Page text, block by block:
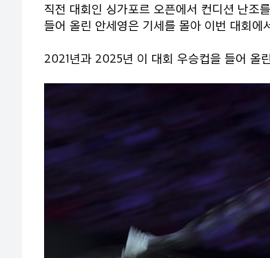
직전 대회인 싱가포르 오픈에서 컨디션 난조
들어 올린 안세영은 기세를 몰아 이번 대회에
2021년과 2025년 이 대회 우승컵을 들어 올